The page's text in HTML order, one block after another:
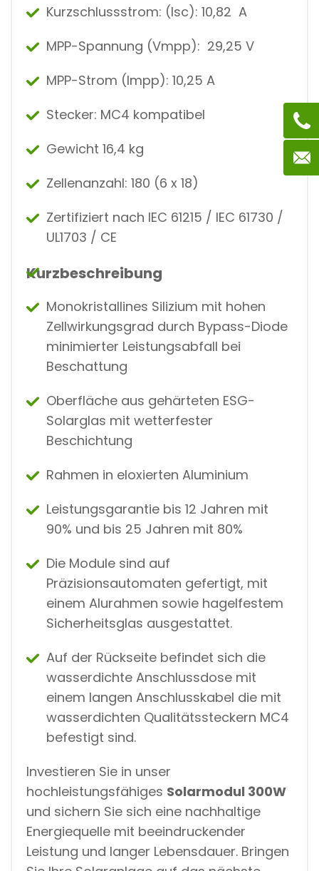
Kurzschlussstrom: (Isc): 10,82 A
MPP-Spannung (Vmpp): 29,25 V
MPP-Strom (Impp): 10,25 A
Stecker: MC4 kompatibel
Gewicht 16,4 kg
Zellenanzahl: 180 (6 x 18)
Zertifiziert nach IEC 61215 / IEC 61730 /
UL1703 / CE
Kurzbeschreibung
Monokristallines Silizium mit hohen
Zellwirkungsgrad durch Bypass-Diode
minimierter Leistungsabfall bei
Beschattung
Oberfläche aus gehärteten ESG-
Solarglas mit wetterfester
Beschichtung
Rahmen in eloxierten Aluminium
Leistungsgarantie bis 12 Jahren mit
90% und bis 25 Jahren mit 80%
Die Module sind auf
Präzisionsautomaten gefertigt, mit
einem Alurahmen sowie hagelfestem
Sicherheitsglas ausgestattet.
Auf der Rückseite befindet sich die
wasserdichte Anschlussdose mit
einem langen Anschlusskabel die mit
wasserdichten Qualitätssteckern MC4
befestigt sind.
Investieren Sie in unser
hochleistungsfähiges Solarmodul 300W
und sichern Sie sich eine nachhaltige
Energiequelle mit beeindruckender
Leistung und langer Lebensdauer. Bringen